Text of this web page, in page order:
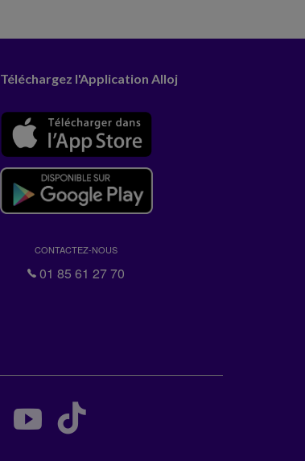
Téléchargez l'Application Alloj
CONTACTEZ-NOUS
01 85 61 27 70